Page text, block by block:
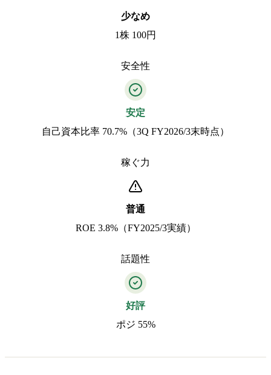
少なめ
1株 100円
安全性
安定
自己資本比率 70.7%（3Q FY2026/3末時点）
稼ぐ力
普通
ROE 3.8%（FY2025/3実績）
話題性
好評
ポジ 55%